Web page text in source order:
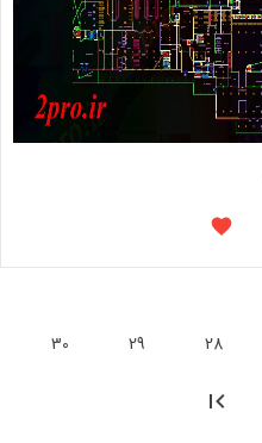
28
29
30